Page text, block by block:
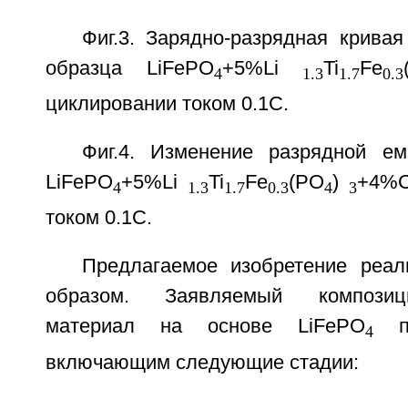
Фиг.3. Зарядно-разрядная
образца LiFePO4+5%Li 1.3Ti1.7Fe0.3
циклировании током 0.1C.
Фиг.4. Изменение разрядной
LiFePO4+5%Li 1.3Ti1.7Fe0.3(PO4) 3
током 0.1С.
Предлагаемое изобретение
образом. Заявляемый
материал на основе LiFePO4
включающим следующие стадии: